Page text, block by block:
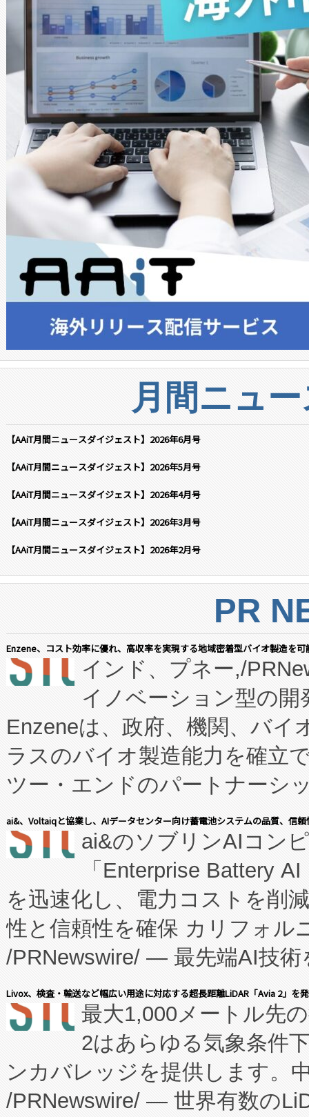
月間ニュ
【AAiT月間ニュースダイジェスト】2026年6月号
【AAiT月間ニュースダイジェスト】2026年5月号
【AAiT月間ニュースダイジェスト】2026年4月号
【AAiT月間ニュースダイジェスト】2026年3月号
【AAiT月間ニュースダイジェスト】2026年2月号
PR
Enzene、コスト効率に優れ、高収率を実現する地域密着型バイオ製造を
インド、プネー,/
イノベーション型の
Enzeneは、政府、機関、バイ
ラスのバイオ製造能力を確立
ツー・エンドのパートナーシ
表しました。 同社の実績ある
manufacturing™ (FCCM™) プ
たNeXは、バイオ医薬品製造
従来のフェッドバッチ施設の
に、患者やサプライチェーン
キー方式で拡張性が高く、持
す。FCCM‑を活用した現地生
患者にとっての費用負担を大
のアクセスを大幅に拡大する
Fully-Connected Continuous
プログラムには、施設設計・
ai&、Voltaiqと協業し、AIデータセンター向け蓄電池システムの品質、信
ai&のソブリンAIコン
「Enterprise Battery
を迅速化し、電力コストを削
性と信頼性を確保 カリフォル
/PRNewswire/ — 最先端AI技術
会社エーアイ・アンド：本社
President原信平）と、エンタ
ードするVoltaiqは、日本にあ
ーエネルギー貯蔵システム（
た。 Voltaiq独自のAI搭載プラ
Livox、検査・輸送など幅広い用途に対応する超長距離LiDAR「Avia 2」を
最大1,000メートル先
2はあらゆる気象条件
ンカバレッジを提供します。
/PRNewswire/ — 世界有数の